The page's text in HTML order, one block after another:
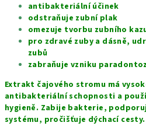
antibakteriální účinek
odstraňuje zubní plak
omezuje tvorbu zubního
pro zdravé zuby a dásně,
zubů
zabraňuje vzniku
Extrakt čajového stromu má
antibakteriální schopnosti a
hygieně. Zabije bakterie,
systému, pročišťuje dýchací cesty.